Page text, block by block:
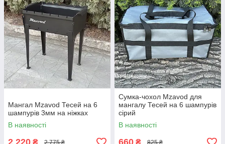
Мангал Mzavod Тесей на 6
шампурів 3мм на ніжках
В наявності
2 220 ₴ 2 775 ₴
Сумка-чохол Mzavod для
мангалу Тесей на 6 шампурів
сірий
В наявності
660 ₴ 825 ₴